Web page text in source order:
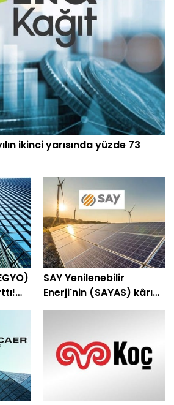
ikinci yarısında yüzde 73
SAY Yenilenebilir
Enerji'nin (SAYAS) kârı
yüzde 23 arttı!